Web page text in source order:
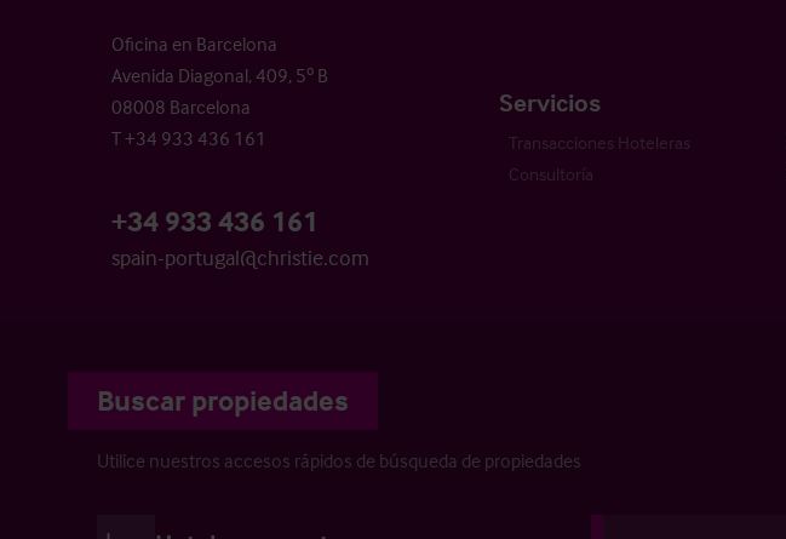
Oficina en Barcelona
Avenida Diagonal, 409, 5º B
08008 Barcelona
T +34 933 436 161
+34 933 436 161
spain-portugal@christie.com
Servicios
Transacciones Hoteleras
Consultoría
Buscar propiedades
Utilice nuestros accesos rápidos de búsqueda de propiedades